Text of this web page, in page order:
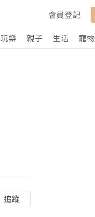
會員登記
玩樂 親子 生活 寵物
追蹤